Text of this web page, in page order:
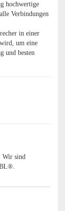
hochwertige
Verbindungen
in einer
um eine
und besten
Wir sind